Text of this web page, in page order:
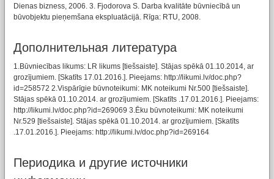
Dienas bizness, 2006. 3. Fjodorova S. Darba kvalitāte būvniecībā un
būvobjektu pieņemšana ekspluatācijā. Rīga: RTU, 2008.
Дополнительная литература
1.Būvniecības likums: LR likums [tiešsaiste]. Stājas spēkā 01.10.2014, ar
grozījumiem. [Skatīts 17.01.2016.]. Pieejams: http://likumi.lv/doc.php?
id=258572 2.Vispārīgie būvnoteikumi: MK noteikumi Nr.500 [tiešsaiste].
Stājas spēkā 01.10.2014. ar grozījumiem. [Skatīts .17.01.2016.]. Pieejams:
http://likumi.lv/doc.php?id=269069 3.Ēku būvnoteikumi: MK noteikumi
Nr.529 [tiešsaiste]. Stājas spēkā 01.10.2014. ar grozījumiem. [Skatīts
.17.01.2016.]. Pieejams: http://likumi.lv/doc.php?id=269164
Периодика и другие источники